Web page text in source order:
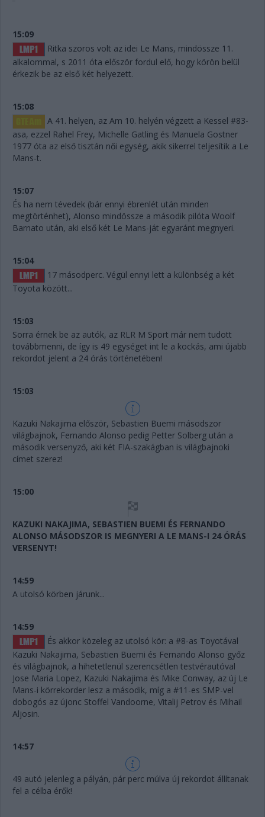
15:09
Ritka szoros volt az idei Le Mans, mindössze 11.
alkalommal, s 2011 óta először fordul elő, hogy körön belül
érkezik be az első két helyezett.
15:08
A 41. helyen, az Am 10. helyén végzett a Kessel #83-
asa, ezzel Rahel Frey, Michelle Gatling és Manuela Gostner
1977 óta az első tisztán női egység, akik sikerrel teljesítik a Le
Mans-t.
15:07
És ha nem tévedek (bár ennyi ébrenlét után minden
megtörténhet), Alonso mindössze a második pilóta Woolf
Barnato után, aki első két Le Mans-ját egyaránt megnyeri.
15:04
17 másodperc. Végül ennyi lett a különbség a két
Toyota között...
15:03
Sorra érnek be az autók, az RLR M Sport már nem tudott
továbbmenni, de így is 49 egységet int le a kockás, ami újabb
rekordot jelent a 24 órás történetében!
15:03
Kazuki Nakajima először, Sebastien Buemi másodszor
világbajnok, Fernando Alonso pedig Petter Solberg után a
második versenyző, aki két FIA-szakágban is világbajnoki
címet szerez!
15:00
KAZUKI NAKAJIMA, SEBASTIEN BUEMI ÉS FERNANDO
ALONSO MÁSODSZOR IS MEGNYERI A LE MANS-I 24 ÓRÁS
VERSENYT!
14:59
A utolsó körben járunk...
14:59
És akkor közeleg az utolsó kör: a #8-as Toyotával
Kazuki Nakajima, Sebastien Buemi és Fernando Alonso győz
és világbajnok, a hihetetlenül szerencsétlen testvérautóval
Jose Maria Lopez, Kazuki Nakajima és Mike Conway, az új Le
Mans-i körrekorder lesz a második, míg a #11-es SMP-vel
dobogós az újonc Stoffel Vandoorne, Vitalij Petrov és Mihail
Aljosin.
14:57
49 autó jelenleg a pályán, pár perc múlva új rekordot állítanak
fel a célba érők!